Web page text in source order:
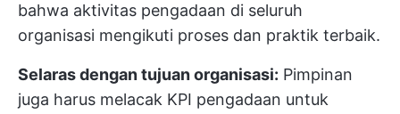
bahwa aktivitas pengadaan di seluruh
organisasi mengikuti proses dan praktik terbaik.
Selaras dengan tujuan organisasi: Pimpinan
juga harus melacak KPI pengadaan untuk